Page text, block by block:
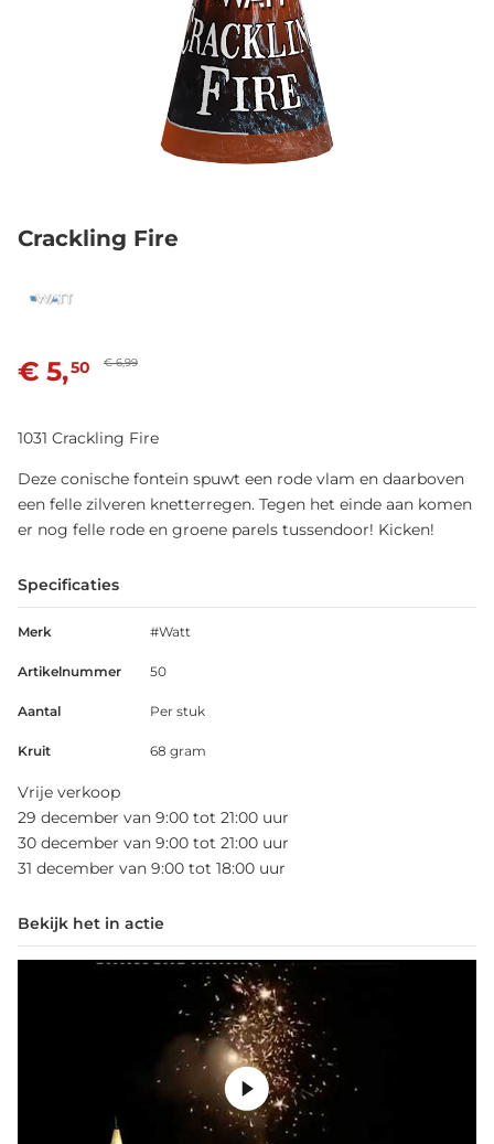
Crackling Fire
€ 5,50 € 6,99
1031 Crackling Fire
Deze conische fontein spuwt een rode vlam en daarboven
een felle zilveren knetterregen. Tegen het einde aan komen
er nog felle rode en groene parels tussendoor! Kicken!
Specificaties
Merk #Watt
Artikelnummer 50
Aantal Per stuk
Kruit 68 gram
Vrije verkoop
29 december van 9:00 tot 21:00 uur
30 december van 9:00 tot 21:00 uur
31 december van 9:00 tot 18:00 uur
Bekijk het in actie